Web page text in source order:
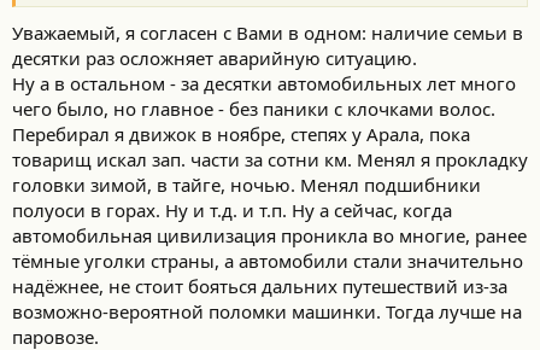
Уважаемый, я согласен с Вами в одном: наличие семьи в
десятки раз осложняет аварийную ситуацию.
Ну а в остальном - за десятки автомобильных лет много
чего было, но главное - без паники с клочками волос.
Перебирал я движок в ноябре, степях у Арала, пока
товарищ искал зап. части за сотни км. Менял я прокладку
головки зимой, в тайге, ночью. Менял подшибники
полуоси в горах. Ну и т.д. и т.п. Ну а сейчас, когда
автомобильная цивилизация проникла во многие, ранее
тёмные уголки страны, а автомобили стали значительно
надёжнее, не стоит бояться дальних путешествий из-за
возможно-вероятной поломки машинки. Тогда лучше на
паровозе.